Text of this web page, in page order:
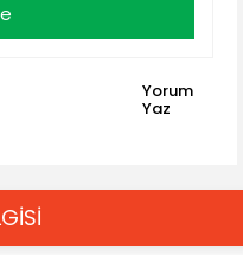
Yorum
Yaz